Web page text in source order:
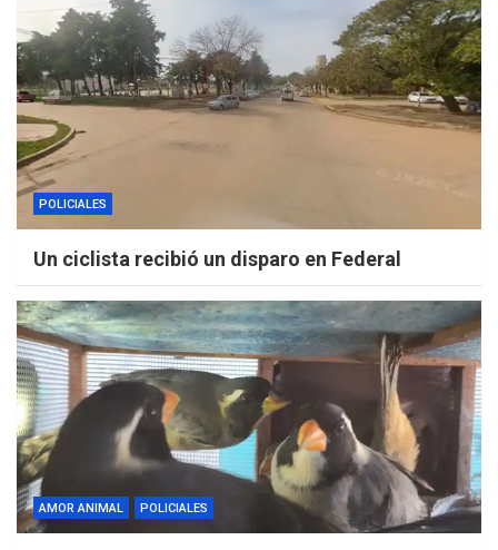
POLICIALES
Un ciclista recibió un disparo en Federal
AMOR ANIMAL POLICIALES